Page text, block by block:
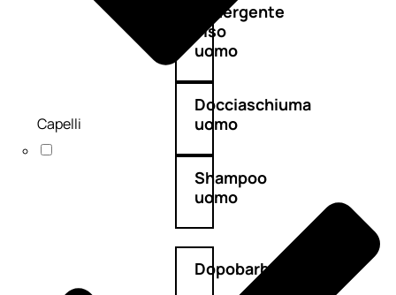
Detergente
viso
uomo
Docciaschiuma
uomo
Shampoo
uomo
Dopobarba
Capelli